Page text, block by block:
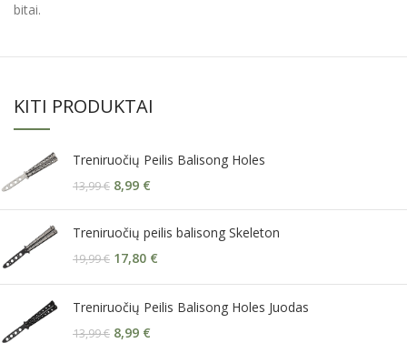
bitai.
KITI PRODUKTAI
Treniruočių Peilis Balisong Holes
13,99€ 8,99 €
Treniruočių peilis balisong Skeleton
19,99€ 17,80 €
Treniruočių Peilis Balisong Holes Juodas
13,99€ 8,99 €